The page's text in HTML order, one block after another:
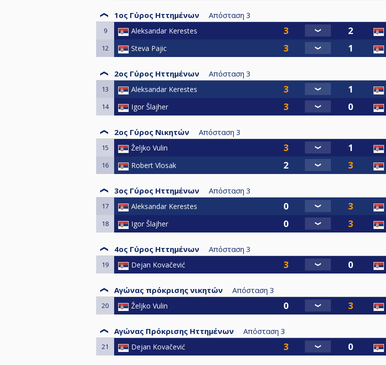
1ος Γύρος Ηττημένων Απόσταση 3
9 Aleksandar Kerestes
12 Steva Pajic
2ος Γύρος Ηττημένων Απόσταση 3
13 Aleksandar Kerestes
14 Igor Šlajher
2ος Γύρος Νικητών Απόσταση 3
15 Željko Vulin
16 Robert Vlosak
3ος Γύρος Ηττημένων Απόσταση 3
17 Aleksandar Kerestes
18 Igor Šlajher
4ος Γύρος Ηττημένων Απόσταση 3
19 Dejan Kovačević
Αγώνας πρόκρισης νικητών Απόσταση 3
20 Željko Vulin
Αγώνας Πρόκρισης Ηττημένων Απόσταση 3
21 Dejan Kovačević